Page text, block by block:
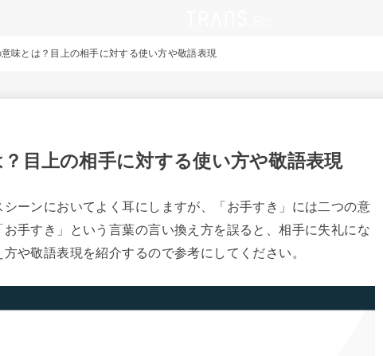
味とは？目上の相手に対する使い方や敬語表現
？目上の相手に対する使い方や敬語表現
シーンにおいてよく耳にしますが、「お手すき」には二つの意
手すき」という言葉の言い換え方を誤ると、相手に失礼にな
や敬語表現を紹介するので参考にしてください。